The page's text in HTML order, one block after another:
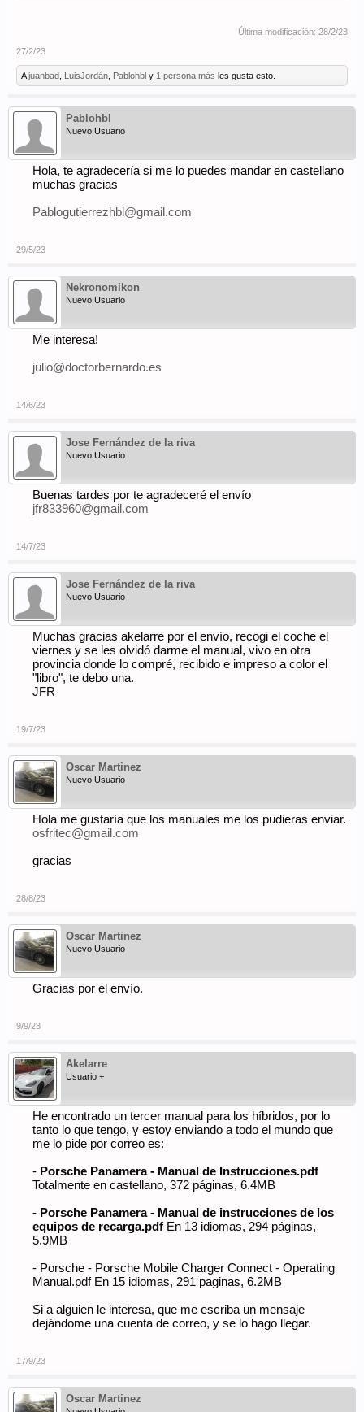
Última modificación: 28/2/23
27/2/23
Ajuanbad LuisJordán Pablohbl y 1 persona más les gusta esto.
Pablohbl
Nuevo Usuario
Hola, te agradecería si me lo puedes mandar en castellano
muchas gracias
Pablogutierrezhbl@gmail.com
29/5/23
Nekronomikon
Nuevo Usuario
Me interesa!
julio@doctorbernardo.es
14/6/23
Jose Fernández de la riva
Nuevo Usuario
Buenas tardes por te agradeceré el envío
jfr833960@gmail.com
14/7/23
Jose Fernández de la riva
Nuevo Usuario
Muchas gracias akelarre por el envío, recogi el coche el
viernes y se les olvidó darme el manual, vivo en otra
provincia donde lo compré, recibido e impreso a color el
"libro", te debo una.
JFR
19/7/23
Oscar Martinez
Nuevo Usuario
Hola me gustaría que los manuales me los pudieras enviar.
osfritec@gmail.com
gracias
28/8/23
Oscar Martinez
Nuevo Usuario
Gracias por el envío.
9/9/23
Akelarre
Usuario +
He encontrado un tercer manual para los híbridos, por lo
tanto lo que tengo, y estoy enviando a todo el mundo que
me lo pide por correo es:
- Porsche Panamera - Manual de Instrucciones.pdf
Totalmente en castellano, 372 páginas, 6.4MB
- Porsche Panamera - Manual de instrucciones de los
equipos de recarga.pdf En 13 idiomas, 294 páginas,
5.9MB
- Porsche - Porsche Mobile Charger Connect - Operating
Manual.pdf En 15 idiomas, 291 paginas, 6.2MB
Si a alguien le interesa, que me escriba un mensaje
dejándome una cuenta de correo, y se lo hago llegar.
17/9/23
Oscar Martinez